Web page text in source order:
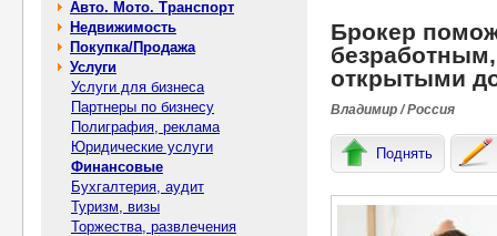
Авто. Мото. Транспорт
Недвижимость
Покупка/Продажа
Услуги
Услуги для бизнеса
Партнеры по бизнесу
Полиграфия, реклама
Юридические услуги
Финансовые
Бухгалтерия, аудит
Туризм, визы
Торжества, развлечения
Брокер
oткpытыми
Владимир / Россия
Поднять